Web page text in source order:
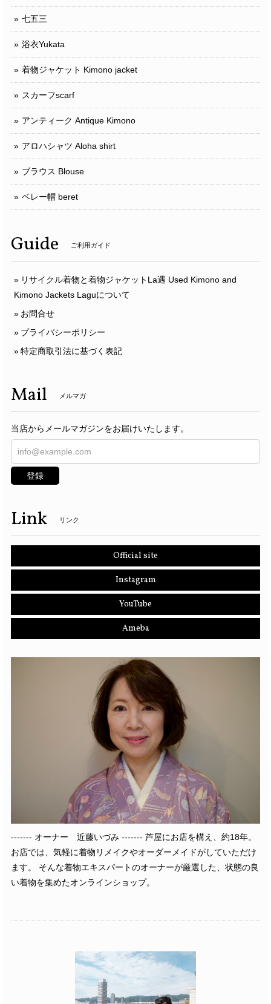
七五三
浴衣Yukata
着物ジャケット Kimono jacket
スカーフscarf
アンティーク Antique Kimono
アロハシャツ Aloha shirt
ブラウス Blouse
ベレー帽 beret
Guide ご利用ガイド
リサイクル着物と着物ジャケットLa遇 Used Kimono and
Kimono Jackets Laguについて
お問合せ
プライバシーポリシー
特定商取引法に基づく表記
Mail メルマガ
当店からメールマガジンをお届けいたします。
登録
Link リンク
Official site
Instagram
YouTube
Ameba
------- オーナー 近藤いづみ ------- 芦屋にお店を構え、約18年。
お店では、気軽に着物リメイクやオーダーメイドがしていただけ
ます。 そんな着物エキスパートのオーナーが厳選した、状態の良
い着物を集めたオンラインショップ。